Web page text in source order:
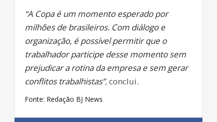
“A Copa é um momento esperado por
milhões de brasileiros. Com diálogo e
organização, é possível permitir que o
trabalhador participe desse momento sem
prejudicar a rotina da empresa e sem gerar
conflitos trabalhistas”, conclui.
Fonte: Redação BJ News